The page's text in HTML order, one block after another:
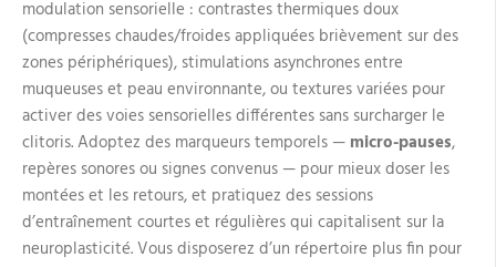
modulation sensorielle : contrastes thermiques doux
(compresses chaudes/froides appliquées brièvement sur des
zones périphériques), stimulations asynchrones entre
muqueuses et peau environnante, ou textures variées pour
activer des voies sensorielles différentes sans surcharger le
clitoris. Adoptez des marqueurs temporels — micro-pauses,
repères sonores ou signes convenus — pour mieux doser les
montées et les retours, et pratiquez des sessions
d’entraînement courtes et régulières qui capitalisent sur la
neuroplasticité. Vous disposerez d’un répertoire plus fin pour